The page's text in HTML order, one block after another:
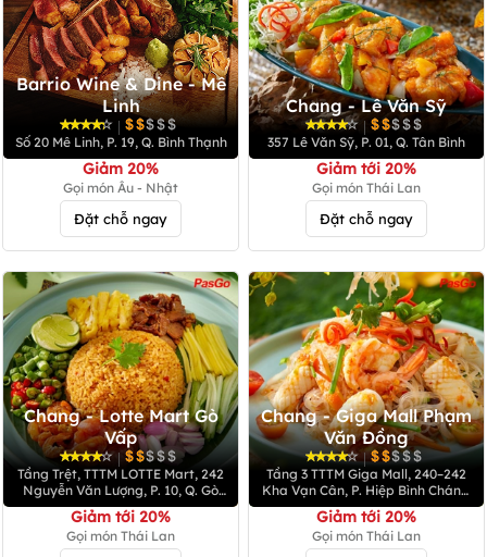
Barrio Wine & Dine - Mê
Linh
|
Số 20 Mê Linh, P. 19, Q. Bình Thạnh
Giảm 20%
Gọi món Âu - Nhật
Đặt chỗ ngay
Chang - Lê Văn Sỹ
|
357 Lê Văn Sỹ, P. 01, Q. Tân Bình
Giảm tới 20%
Gọi món Thái Lan
Đặt chỗ ngay
Chang - Lotte Mart Gò
Vấp
|
Tầng Trệt, TTTM LOTTE Mart, 242
Nguyễn Văn Lượng, P. 10, Q. Gò
Vấp
Giảm tới 20%
Gọi món Thái Lan
Chang - Giga Mall Phạm
Văn Đồng
|
Tầng 3 TTTM Giga Mall, 240–242
Kha Vạn Cân, P. Hiệp Bình Chánh,
Q. Thủ Đức
Giảm tới 20%
Gọi món Thái Lan